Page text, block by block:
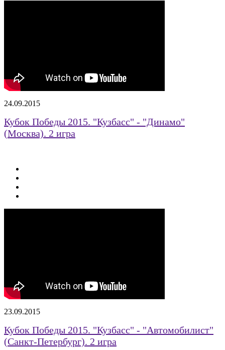
24.09.2015
Кубок Победы 2015. "Кузбасс" - "Динамо"
(Москва). 2 игра
23.09.2015
Кубок Победы 2015. "Кузбасс" - "Автомобилист"
(Санкт-Петербург). 2 игра